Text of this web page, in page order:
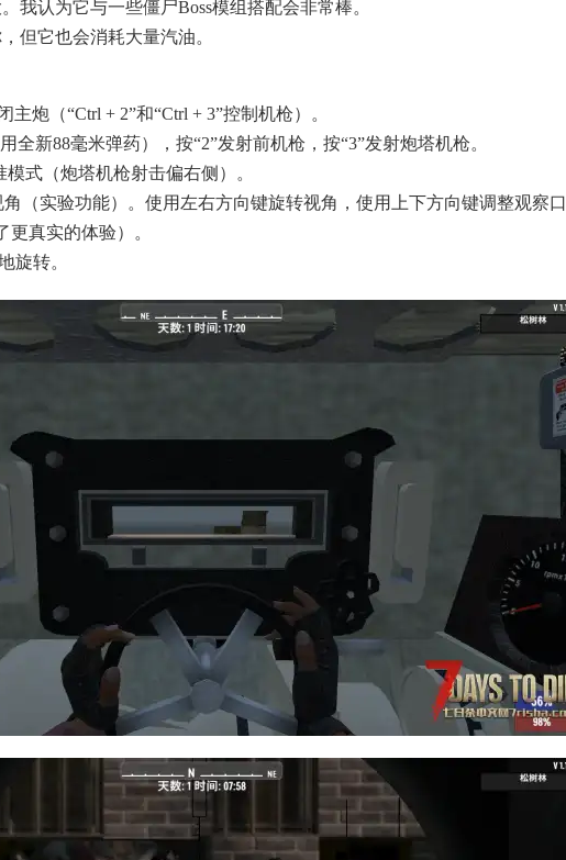
我认为它与一些僵尸Boss模组搭配会非常棒。
但它也会消耗大量汽油。
主炮（“Ctrl + 2”和“Ctrl + 3”控制机枪）。
全新88毫米弹药），按“2”发射前机枪，按“3”发射炮塔机枪。
模式（炮塔机枪射击偏右侧）。
（实验功能）。使用左右方向键旋转视角，使用上下方向键调整观察口
更真实的体验）。
旋转。